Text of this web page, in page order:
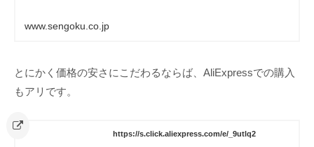
www.sengoku.co.jp
とにかく価格の安さにこだわるならば、AliExpressでの購入
もアリです。
https://s.click.aliexpress.com/e/_9utlq2